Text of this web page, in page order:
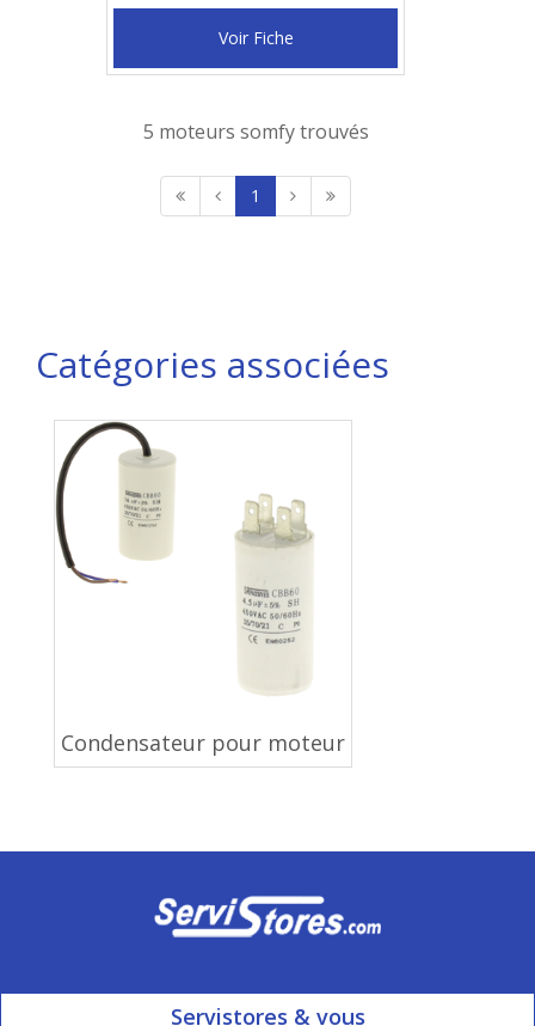
Voir Fiche
5 moteurs somfy trouvés
1
Catégories associées
Condensateur pour moteur
Servistores & vous